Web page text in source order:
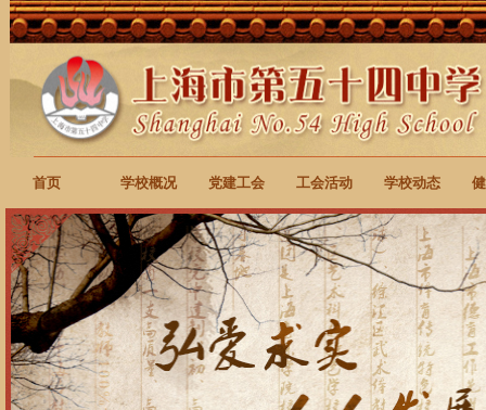
首页 学校概况 党建工会 工会活动 学校动态